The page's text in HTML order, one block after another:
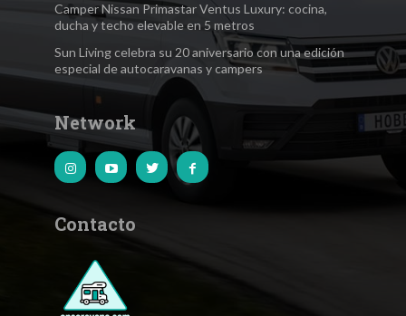
Camper Nissan Primastar Ventus Luxury: cocina,
ducha y techo elevable en 5 metros
Sun Living celebra su 20 aniversario con una edición
especial de autocaravanas y campers
Network
Contacto